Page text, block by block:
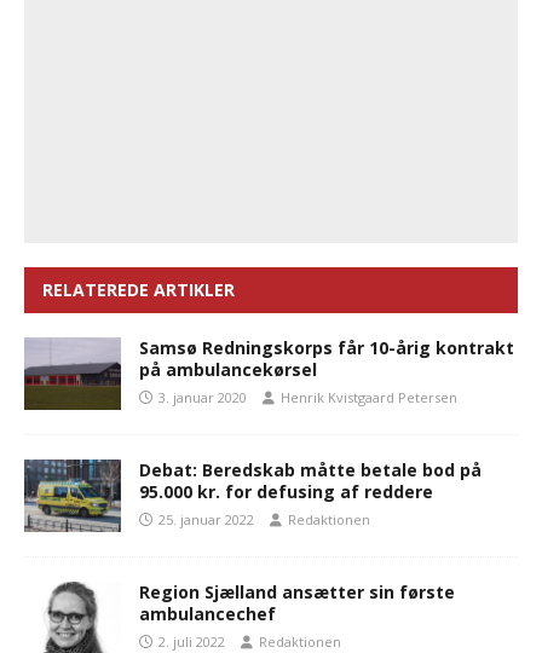
RELATEREDE ARTIKLER
Samsø Redningskorps får 10-årig kontrakt
på ambulancekørsel
3. januar 2020 Henrik Kvistgaard Petersen
Debat: Beredskab måtte betale bod på
95.000 kr. for defusing af reddere
25. januar 2022 Redaktionen
Region Sjælland ansætter sin første
ambulancechef
2. juli 2022 Redaktionen